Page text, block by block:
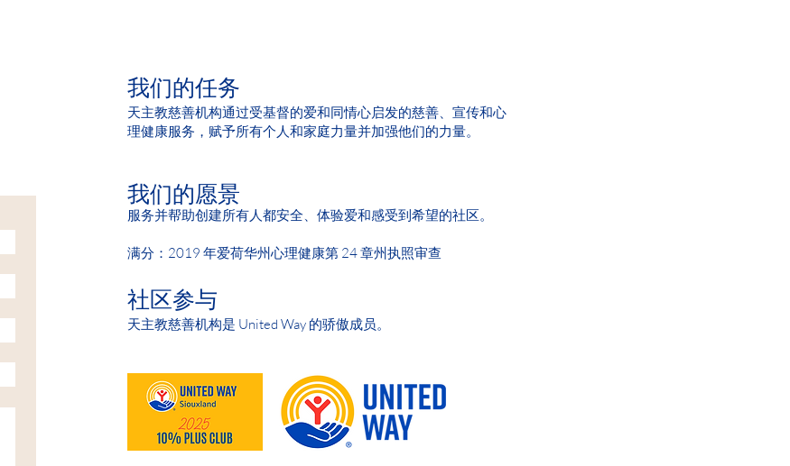
天主教慈善机构通过受基督的爱和同情心启发的慈善、宣传和心
理健康服务，赋予所有个人和家庭力量并加强他们的力量。
我们的任务
我们的愿景
服务并帮助创建所有人都安全、体验爱和感受到希望的社区。
满分：2019 年爱荷华州心理健康第 24 章州执照审查
社区参与
天主教慈善机构是 United Way 的骄傲成员。